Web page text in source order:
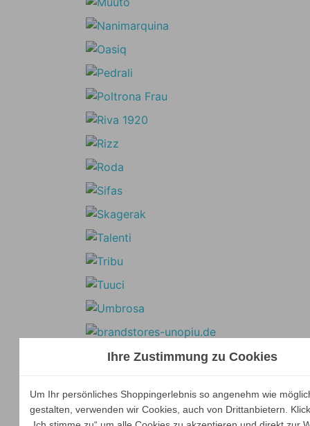
Ihre Zustimmung zu Cookies
Um Ihr persönliches Shoppingerlebnis so angenehm wie
gestalten, verwenden wir Cookies, auch von Drittanbietern.